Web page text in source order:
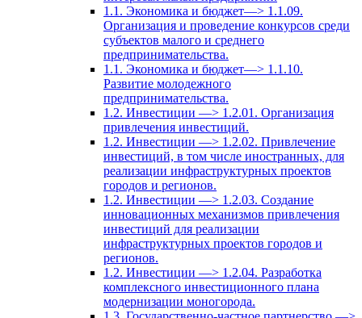
1.1. Экономика и бюджет—> 1.1.09.
Организация и проведение конкурсов среди
субъектов малого и среднего
предпринимательства.
1.1. Экономика и бюджет—> 1.1.10.
Развитие молодежного
предпринимательства.
1.2. Инвестиции —> 1.2.01. Организация
привлечения инвестиций.
1.2. Инвестиции —> 1.2.02. Привлечение
инвестиций, в том числе иностранных, для
реализации инфраструктурных проектов
городов и регионов.
1.2. Инвестиции —> 1.2.03. Создание
инновационных механизмов привлечения
инвестиций для реализации
инфраструктурных проектов городов и
регионов.
1.2. Инвестиции —> 1.2.04. Разработка
комплексного инвестиционного плана
модернизации моногорода.